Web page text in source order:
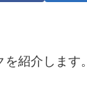
紹介します。